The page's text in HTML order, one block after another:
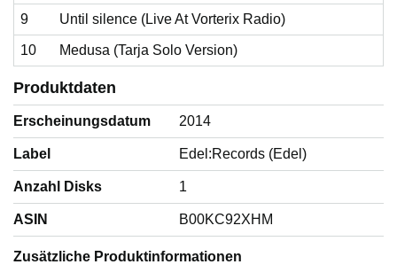
9 Until silence (Live At Vorterix Radio)
10 Medusa (Tarja Solo Version)
Produktdaten
Erscheinungsdatum ‎2014
Label ‎Edel:Records (Edel)
Anzahl Disks ‎1
ASIN ‎B00KC92XHM
Zusätzliche Produktinformationen